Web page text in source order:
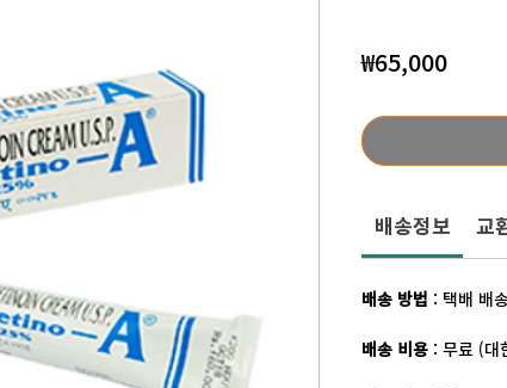
₩65,000가
배송정보 교
배송 방법 : 택배 배
배송 비용 : 무료 (대